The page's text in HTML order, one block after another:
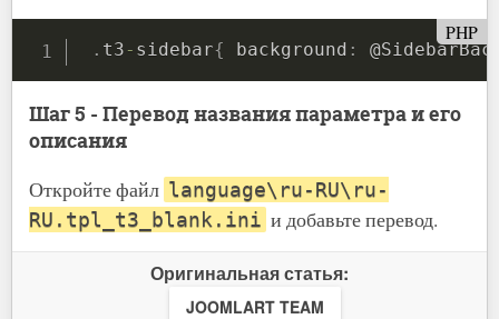
PHP
. t3- sidebar{ background :
Шаг 5 - Перевод названия параметра и его
описания
Откройте файл language\ru-RU\ru-
RU.tpl_t3_blank.ini и добавьте перевод.
Оригинальная статья:
JOOMLART TEAM